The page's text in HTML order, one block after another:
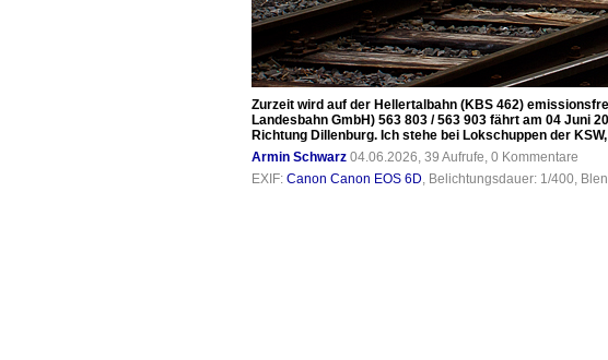
Zurzeit wird auf der Hellertalbahn (KBS 462)
Landesbahn GmbH) 563 803 / 563 903 fährt am 04 Juni
Richtung Dillenburg. Ich stehe bei Lokschuppen der
Armin Schwarz 04.06.2026, 39 Aufrufe, 0 Kommentare
EXIF: Canon Canon EOS 6D, Belichtungsdauer: 1/400,